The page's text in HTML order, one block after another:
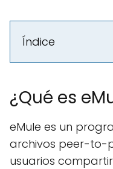
Índice
¿Qué es
eMule es un
archivos peer-to-
usuarios